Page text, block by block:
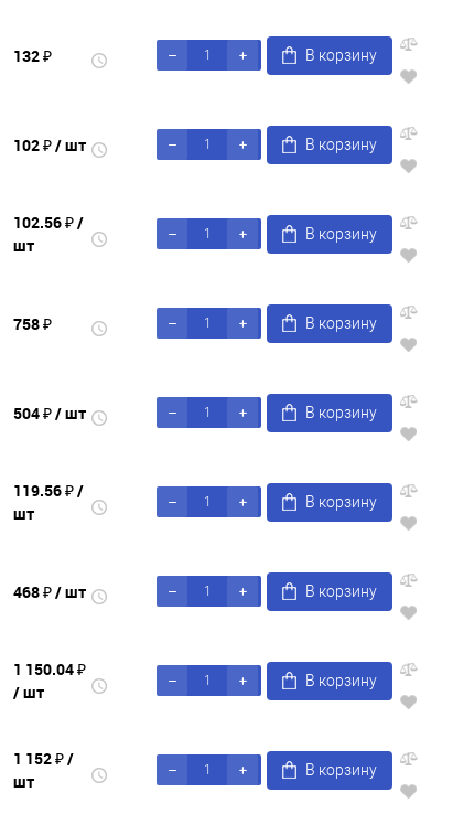
132 ₽ В корзину
102 ₽/ шт В корзину
102.56 ₽/
шт
В корзину
758 ₽ В корзину
504 ₽/ шт В корзину
119.56 ₽/
шт
В корзину
468 ₽/ шт В корзину
1 150.04 ₽
/ шт
В корзину
1 152 ₽/
шт
В корзину